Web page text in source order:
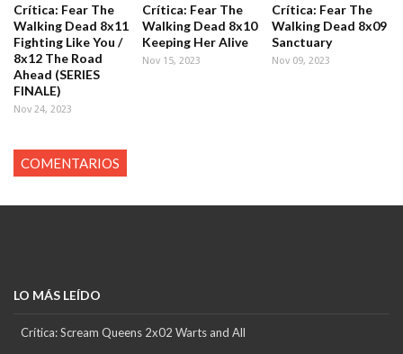
Crítica: Fear The
Walking Dead 8x11
Fighting Like You /
8x12 The Road
Ahead (SERIES
FINALE)
Nov 24, 2023
Crítica: Fear The
Walking Dead 8x10
Keeping Her Alive
Nov 15, 2023
Crítica: Fear The
Walking Dead 8x09
Sanctuary
Nov 09, 2023
COMENTARIOS
LO MÁS LEÍDO
Crítica: Scream Queens 2x02 Warts and All